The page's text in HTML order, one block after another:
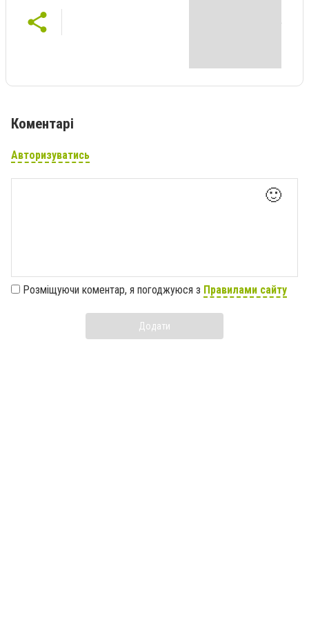
Коментарі
Авторизуватись
🙂
Розміщуючи коментар, я погоджуюся з Правилами сайту
Додати